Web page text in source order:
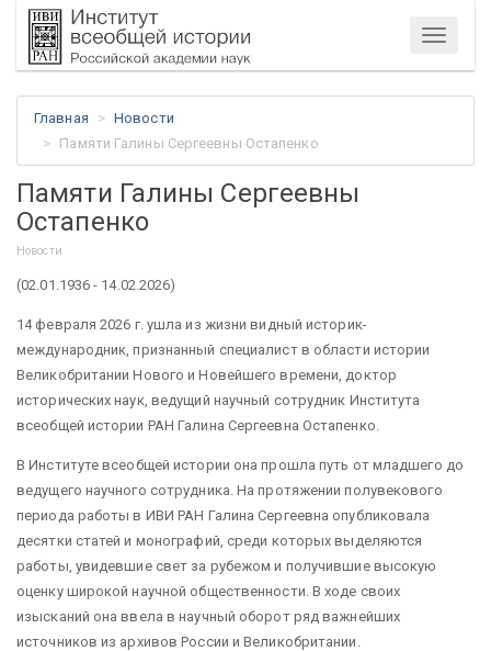
Меню
Главная
Новости
Памяти Галины Сергеевны Остапенко
Памяти Галины Сергеевны
Остапенко
Новости
(02.01.1936 - 14.02.2026)
14 февраля 2026 г. ушла из жизни видный историк-
международник, признанный специалист в области истории
Великобритании Нового и Новейшего времени, доктор
исторических наук, ведущий научный сотрудник Института
всеобщей истории РАН Галина Сергеевна Остапенко.
В Институте всеобщей истории она прошла путь от младшего до
ведущего научного сотрудника. На протяжении полувекового
периода работы в ИВИ РАН Галина Сергеевна опубликовала
десятки статей и монографий, среди которых выделяются
работы, увидевшие свет за рубежом и получившие высокую
оценку широкой научной общественности. В ходе своих
изысканий она ввела в научный оборот ряд важнейших
источников из архивов России и Великобритании.